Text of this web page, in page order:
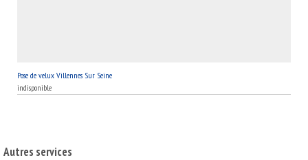
Pose de velux Villennes Sur Seine
indisponible
Autres services